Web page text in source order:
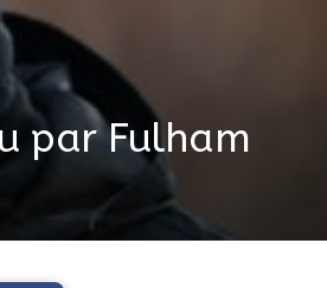
par Fulham